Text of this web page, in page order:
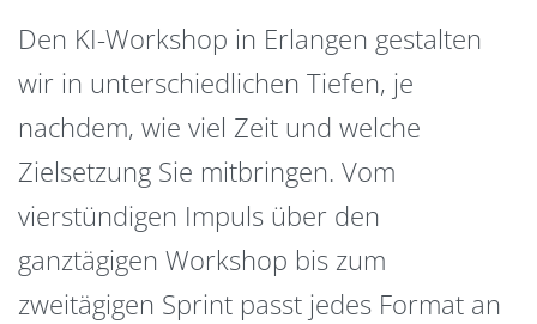
Den KI-Workshop in Erlangen gestalten
wir in unterschiedlichen Tiefen, je
nachdem, wie viel Zeit und welche
Zielsetzung Sie mitbringen. Vom
vierstündigen Impuls über den
ganztägigen Workshop bis zum
zweitägigen Sprint passt jedes Format an